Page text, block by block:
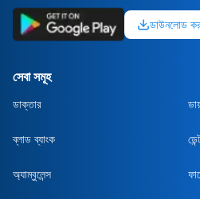
ডাউনলোড
সেবা সমূহ
ডাক্তার
ব্লাড ব্যাংক
অ্যাম্বুলেন্স